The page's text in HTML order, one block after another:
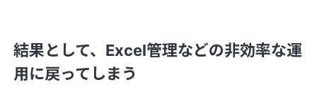
結果として、Excel管理などの非効率な運
用に戻ってしまう